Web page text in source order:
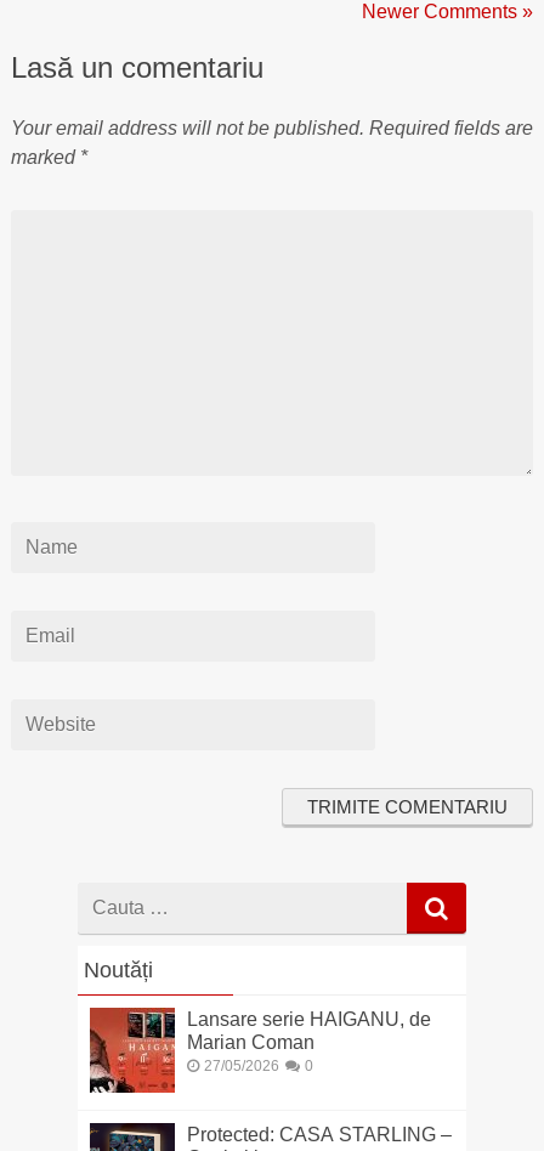
Newer Comments »
Lasă un comentariu
Your email address will not be published. Required fields are
marked *
Cauta
Noutăți
Lansare serie HAIGANU, de
Marian Coman
27/05/2026 0
Protected: CASA STARLING –